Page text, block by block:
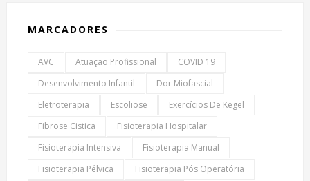
MARCADORES
AVC Atuação Profissional
COVID 19
Desenvolvimento Infantil
Dor Miofascial
Eletroterapia
Escoliose
Exercícios De Kegel
Fibrose Cistica
Fisioterapia Hospitalar
Fisioterapia Intensiva
Fisioterapia Manual
Fisioterapia Pélvica
Fisioterapia Pós Operatória